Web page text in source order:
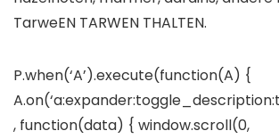
TarweEN TARWEN THALTEN.
P.when(‘A’).execute(function(A) {
, function(data) { window.scroll(0,